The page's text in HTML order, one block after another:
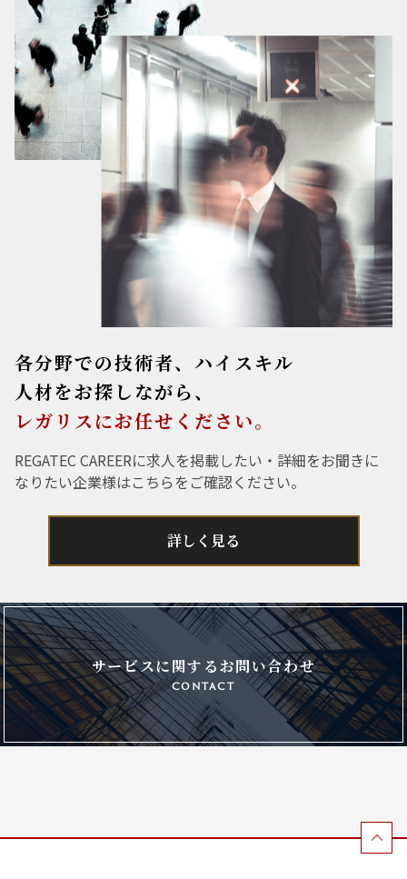
各分野での技術者、ハイスキル
人材をお探しながら、
レガリスにお任せください。
REGATEC CAREERに求人を掲載したい・詳細をお聞きに
なりたい企業様はこちらをご確認ください。
詳しく見る
サービスに関するお問い合わせ
contact